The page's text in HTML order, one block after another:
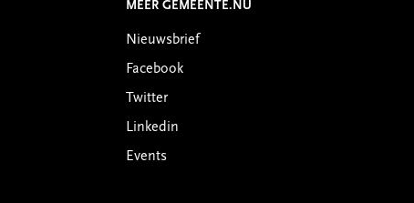
MEER GEMEENTE.NU
Nieuwsbrief
Facebook
Twitter
Linkedin
Events